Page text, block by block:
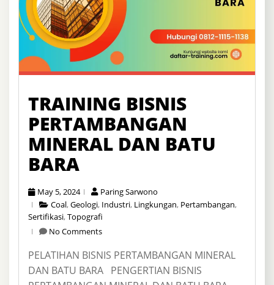
TRAINING BISNIS
PERTAMBANGAN
MINERAL DAN BATU
BARA
May 5, 2024
Paring Sarwono
Coal,Geologi, Industri, Lingkungan, Pertambangan,
Sertifikasi,Topografi
No Comments
PELATIHAN BISNIS PERTAMBANGAN MINERAL
DAN BATU BARA PENGERTIAN BISNIS